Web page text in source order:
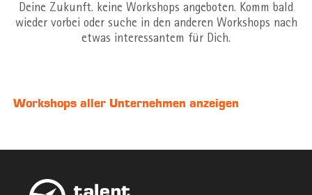
Deine Zukunft. keine Workshops angeboten. Komm bald
wieder vorbei oder suche in den anderen Workshops nach
etwas interessantem für Dich.
Workshops aller Unternehmen anzeigen